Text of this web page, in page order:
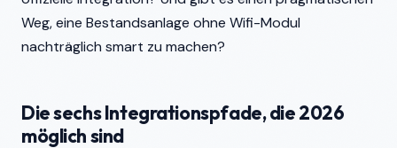
Weg, eine Bestandsanlage ohne Wifi-Modul
nachträglich smart zu machen?
Die sechs Integrationspfade, die 2026
möglich sind